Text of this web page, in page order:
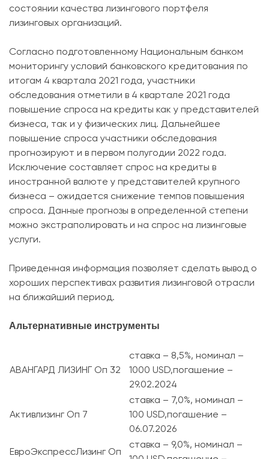
состоянии качества лизингового портфеля
лизинговых организаций.
Согласно подготовленному Национальным банком
мониторингу условий банковского кредитования по
итогам 4 квартала 2021 года, участники
обследования отметили в 4 квартале 2021 года
повышение спроса на кредиты как у представителей
бизнеса, так и у физических лиц. Дальнейшее
повышение спроса участники обследования
прогнозируют и в первом полугодии 2022 года.
Исключение составляет спрос на кредиты в
иностранной валюте у представителей крупного
бизнеса – ожидается снижение темпов повышения
спроса. Данные прогнозы в определенной степени
можно экстраполировать и на спрос на лизинговые
услуги.
Приведенная информация позволяет сделать вывод о
хороших перспективах развития лизинговой отрасли
на ближайший период.
Альтернативные инструменты
АВАНГАРД ЛИЗИНГ Оп 32
ставка – 8,5%, номинал –
1000 USD,погашение –
29.02.2024
Активлизинг Оп 7
ставка – 7,0%, номинал –
100 USD,погашение –
06.07.2026
ЕвроЭкспрессЛизинг Оп
ставка – 9,0%, номинал –